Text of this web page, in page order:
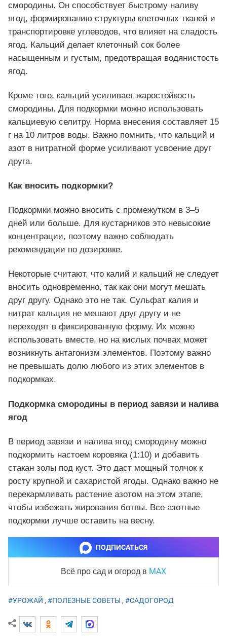
смородины. Он способствует быстрому наливу
ягод, формированию структуры клеточных тканей и
транспортировке углеводов, что влияет на сладость
ягод. Кальций делает клеточный сок более
насыщенным и густым, предотвращая водянистость
ягод.
Кроме того, кальций усиливает жаростойкость
смородины. Для подкормки можно использовать
кальциевую селитру. Норма внесения составляет 15
г на 10 литров воды. Важно помнить, что кальций и
азот в нитратной форме усиливают усвоение друг
друга.
Как вносить подкормки?
Подкормки можно вносить с промежутком в 3–5
дней или больше. Для кустарников это невысокие
концентрации, поэтому важно соблюдать
рекомендации по дозировке.
Некоторые считают, что калий и кальций не следует
вносить одновременно, так как они могут мешать
друг другу. Однако это не так. Сульфат калия и
нитрат кальция не мешают друг другу и не
переходят в фиксированную форму. Их можно
использовать вместе, но на кислых почвах может
возникнуть антагонизм элементов. Поэтому важно
не превышать долю любого из этих элементов в
подкормках.
Подкормка смородины в период завязи и налива
ягод
В период завязи и налива ягод смородину можно
подкормить настоем коровяка (1:10) и добавить
стакан золы под куст. Это даст мощный толчок к
росту крупной и сахаристой ягоды. Однако важно не
перекармливать растение азотом на этом этапе,
чтобы избежать жирования ботвы. Все азотные
подкормки лучше оставить на весну.
ПОДПИСАТЬСЯ
Всё про сад и огород в MAX
#УРОЖАЙ , #ПОЛЕЗНЫЕ СОВЕТЫ , #САДОГОРОД